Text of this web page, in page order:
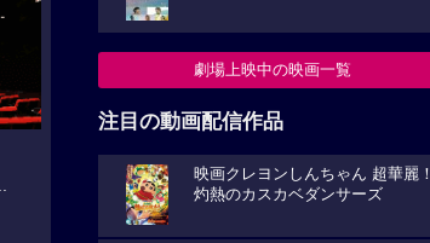
劇場上映中の映画一覧
注目の動画配信作品
映画クレヨンしんちゃん 超華麗！
灼熱のカスカベダンサーズ